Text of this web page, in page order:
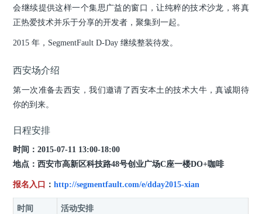
会继续提供这样一个集思广益的窗口，让纯粹的技术沙龙，将真
正热爱技术并乐于分享的开发者，聚集到一起。
2015 年，SegmentFault D-Day 继续整装待发。
西安场介绍
第一次准备去西安，我们邀请了西安本土的技术大牛，真诚期待
你的到来。
日程安排
时间：2015-07-11 13:00-18:00
地点：西安市高新区科技路48号创业广场C座一楼DO+咖啡
报名入口 ：http://segmentfault.com/e/dday2015-xian
时间 活动安排